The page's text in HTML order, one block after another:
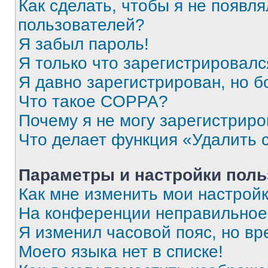
Как сделать, чтобы я не
пользователей?
Я забыл пароль!
Я только что
Я давно зарегистрирован, но
Что такое COPPA?
Почему я не могу
Что делает функция «Удалить
Параметры и настройки
Как мне изменить мои
На конференции
Я изменил часовой пояс, но
Моего языка нет в списке!